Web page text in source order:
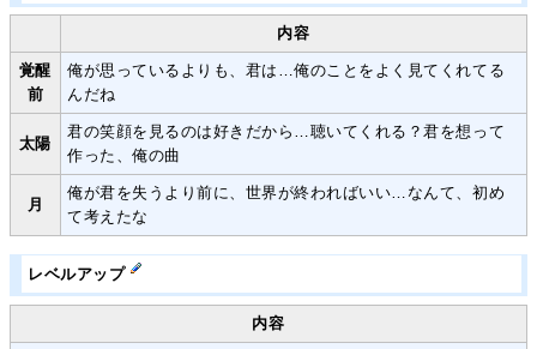
内容
覚醒
前
俺が思っているよりも、君は…俺のことをよく見てくれてる
んだね
太陽
君の笑顔を見るのは好きだから…聴いてくれる？君を想って
作った、俺の曲
月
俺が君を失うより前に、世界が終わればいい…なんて、初め
て考えたな
レベルアップ
内容